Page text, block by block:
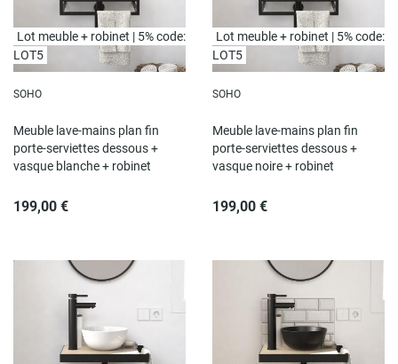
SOHO
Meuble lave-mains plan fin
porte-serviettes dessous +
vasque blanche + robinet
199,00 €
Lot meuble + robinet | 5% code:
LOT5
SOHO
Meuble lave-mains plan fin
porte-serviettes dessous +
vasque noire + robinet
199,00 €
Lot meuble + robinet | 5% code:
LOT5